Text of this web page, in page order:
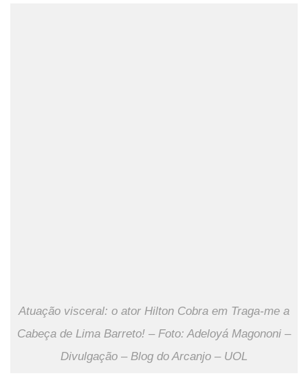
Atuação visceral: o ator Hilton Cobra em Traga-me a
Cabeça de Lima Barreto! – Foto: Adeloyá Magononi –
Divulgação – Blog do Arcanjo – UOL